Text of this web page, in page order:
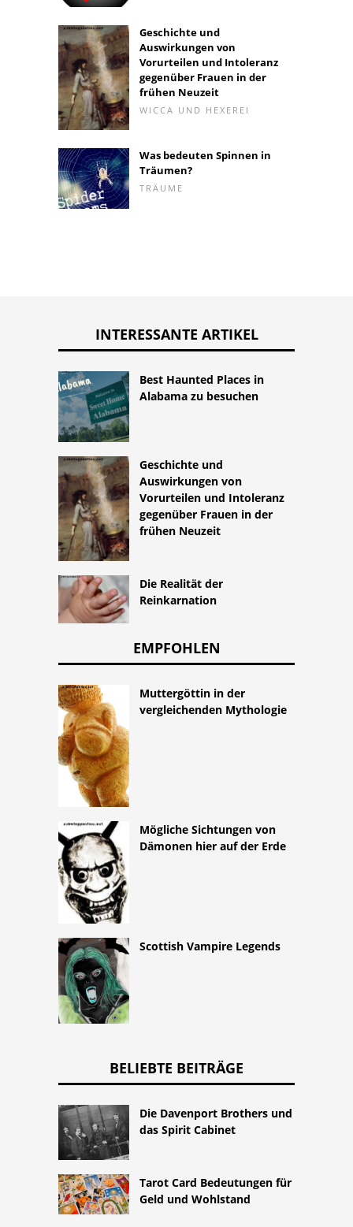
Geschichte und
Auswirkungen von
Vorurteilen und Intoleranz
gegenüber Frauen in der
frühen Neuzeit
WICCA UND HEXEREI
Was bedeuten Spinnen in
Träumen?
TRÄUME
INTERESSANTE ARTIKEL
Best Haunted Places in
Alabama zu besuchen
Geschichte und
Auswirkungen von
Vorurteilen und Intoleranz
gegenüber Frauen in der
frühen Neuzeit
Die Realität der
Reinkarnation
EMPFOHLEN
Muttergöttin in der
vergleichenden Mythologie
Mögliche Sichtungen von
Dämonen hier auf der Erde
Scottish Vampire Legends
BELIEBTE BEITRÄGE
Die Davenport Brothers und
das Spirit Cabinet
Tarot Card Bedeutungen für
Geld und Wohlstand